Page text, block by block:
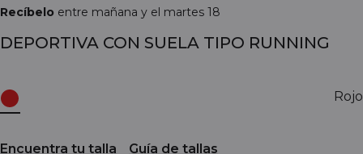
Recíbelo entre mañana y el martes 18
DEPORTIVA CON SUELA TIPO RUNNING
Rojo
Encuentra tu talla Guía de tallas